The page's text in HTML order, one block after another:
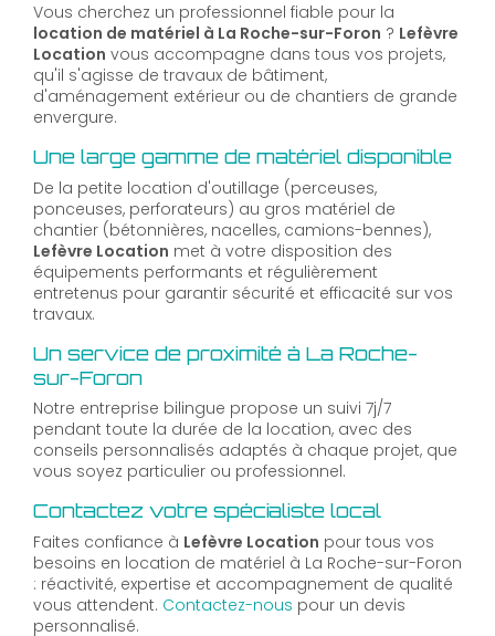
Vous cherchez un professionnel fiable pour la
location de matériel à La Roche-sur-Foron ? Lefèvre
Location vous accompagne dans tous vos projets,
qu'il s'agisse de travaux de bâtiment,
d'aménagement extérieur ou de chantiers de grande
envergure.
Une large gamme de matériel disponible
De la petite location d'outillage (perceuses,
ponceuses, perforateurs) au gros matériel de
chantier (bétonnières, nacelles, camions-bennes),
Lefèvre Location met à votre disposition des
équipements performants et régulièrement
entretenus pour garantir sécurité et efficacité sur vos
travaux.
Un service de proximité à La Roche-
sur-Foron
Notre entreprise bilingue propose un suivi 7j/7
pendant toute la durée de la location, avec des
conseils personnalisés adaptés à chaque projet, que
vous soyez particulier ou professionnel.
Contactez votre spécialiste local
Faites confiance à Lefèvre Location pour tous vos
besoins en location de matériel à La Roche-sur-Foron
: réactivité, expertise et accompagnement de qualité
vous attendent. Contactez-nous pour un devis
personnalisé.